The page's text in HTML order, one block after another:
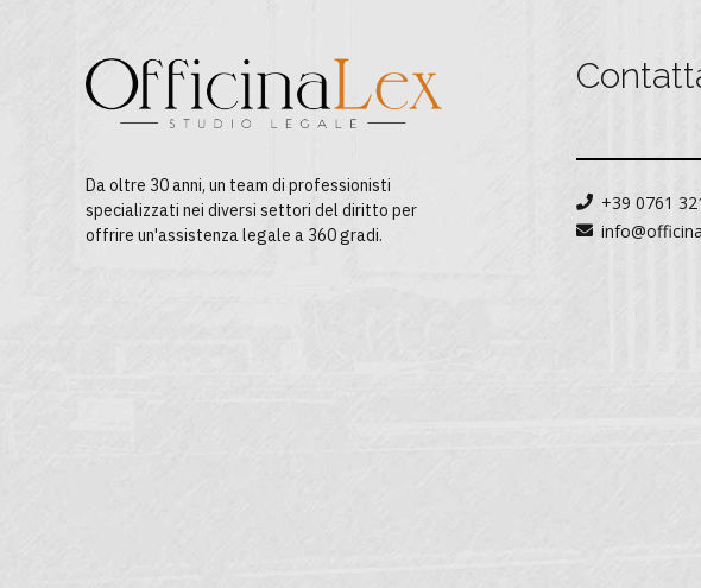
Da oltre 30 anni, un team di professionisti
specializzati nei diversi settori del diritto per
offrire un'assistenza legale a 360 gradi.
+39 0761